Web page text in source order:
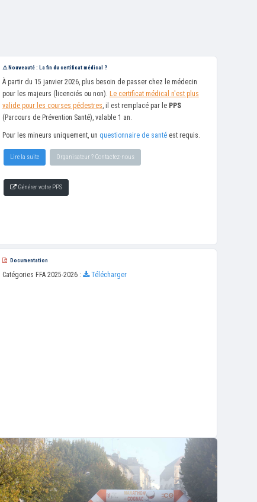
⚠️ Nouveauté : La fin du certificat médical ?
À partir du 15 janvier 2026, plus besoin de passer chez le médecin
pour les majeurs (licenciés ou non). Le certificat médical n'est plus
valide pour les courses pédestres, il est remplacé par le PPS
(Parcours de Prévention Santé), valable 1 an.
Pour les mineurs uniquement, un questionnaire de santéest requis.
Lire la suite Organisateur ? Contactez-nous
Générer votre PPS
Documentation
Catégories FFA 2025-2026 : Télécharger